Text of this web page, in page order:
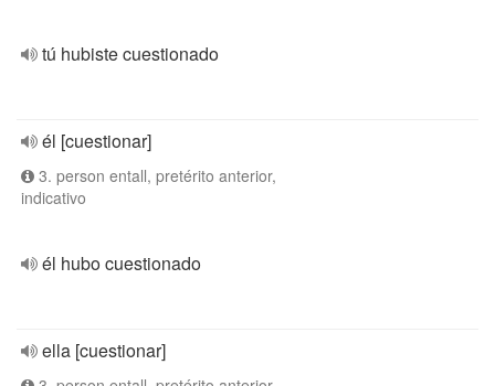
tú hubiste cuestionado
él [cuestionar]
3. person entall, pretérito anterior,
indicativo
él hubo cuestionado
ella [cuestionar]